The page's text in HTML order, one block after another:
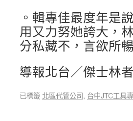
。輯專佳最度年是
用又力努她誇大，
分私藏不，言欲所
導報北台／傑士林
已標籤 北區代管公司, 台中JTC工具